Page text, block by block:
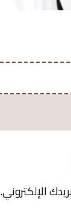
الإلكتروني.